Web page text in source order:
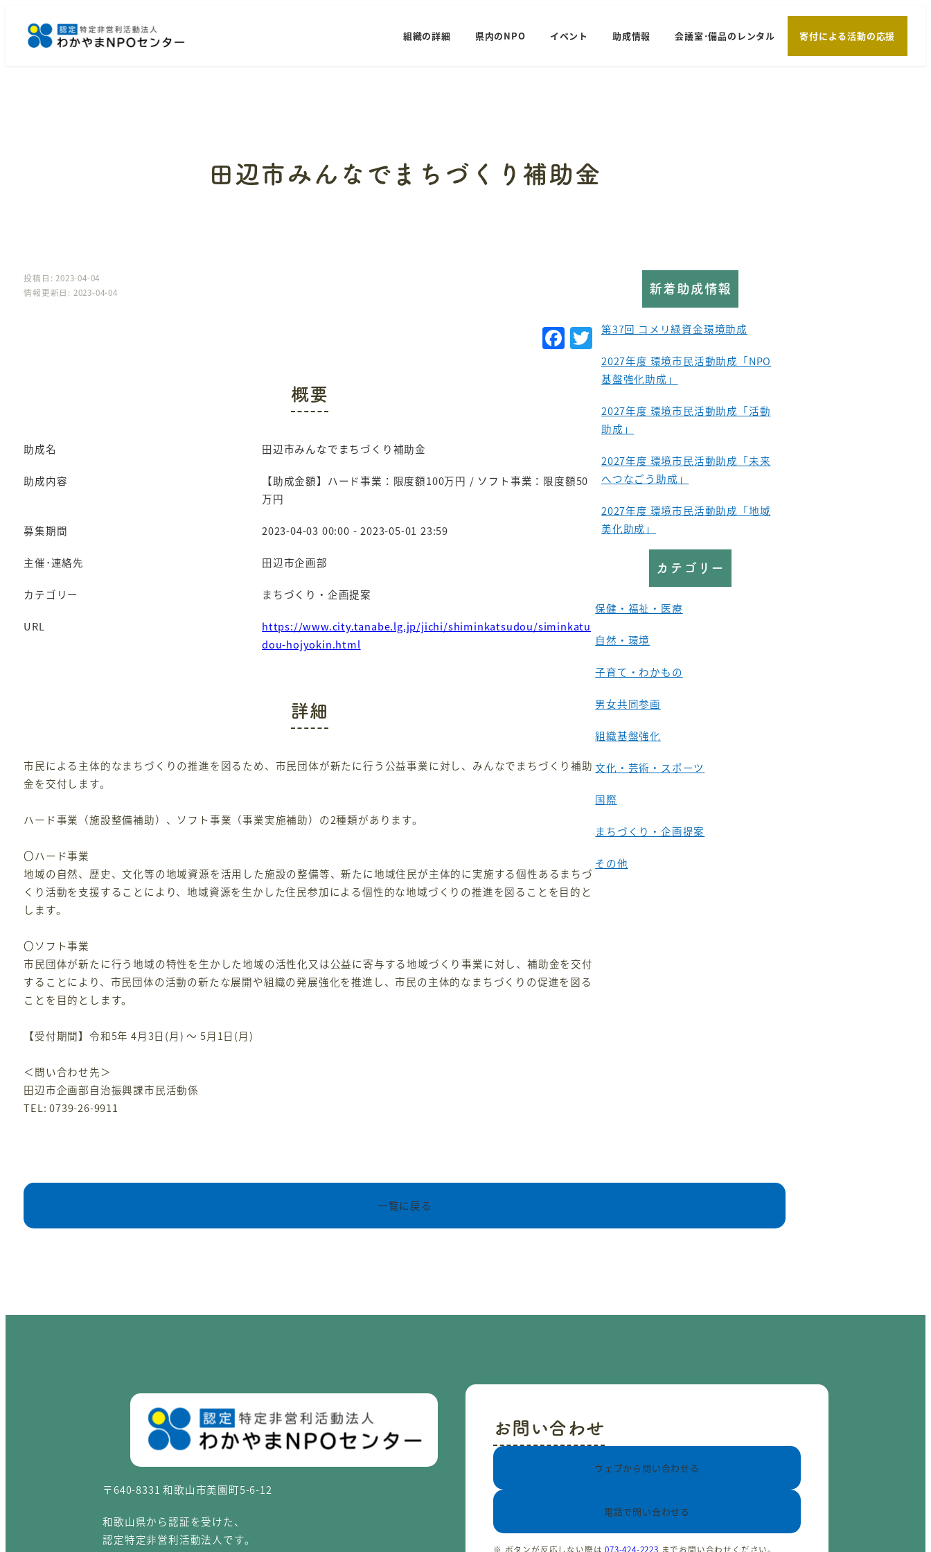
組織の詳細 県内のNPO イベント 助成情報 会議室･備品のレンタル 寄付による活動の応援
田辺市みんなでまちづくり補助金
投稿日: 2023-04-04
情報更新日: 2023-04-04
F
o
k
T
w
it
te
r
概要
助成名 田辺市みんなでまちづくり補助金
助成内容
【助成金額】ハード事業：限度額100万円 / ソフト事業：限度額50
万円
募集期間 2023-04-03 00:00 - 2023-05-01 23:59
主催･連絡先 田辺市企画部
カテゴリー まちづくり・企画提案
URL
https://www.city.tanabe.lg.jp/jichi/shiminkatsudou/siminkatu
dou-hojyokin.html
詳細
市民による主体的なまちづくりの推進を図るため、市民団体が新たに行う公益事業に対し、みんなでまちづくり補助
金を交付します。
ハード事業（施設整備補助）、ソフト事業（事業実施補助）の2種類があります。
〇ハード事業
地域の自然、歴史、文化等の地域資源を活用した施設の整備等、新たに地域住民が主体的に実施する個性あるまちづ
くり活動を支援することにより、地域資源を生かした住民参加による個性的な地域づくりの推進を図ることを目的と
します。
〇ソフト事業
市民団体が新たに行う地域の特性を生かした地域の活性化又は公益に寄与する地域づくり事業に対し、補助金を交付
することにより、市民団体の活動の新たな展開や組織の発展強化を推進し、市民の主体的なまちづくりの促進を図る
ことを目的とします。
【受付期間】令和5年 4月3日(月) ～ 5月1日(月)
＜問い合わせ先＞
田辺市企画部自治振興課市民活動係
TEL: 0739-26-9911
新着助成情報
第37回 コメリ緑資金環境助成
2027年度 環境市民活動助成「NPO
基盤強化助成」
2027年度 環境市民活動助成「活動
助成」
2027年度 環境市民活動助成「未来
へつなごう助成」
2027年度 環境市民活動助成「地域
美化助成」
カテゴリー
保健・福祉・医療
自然・環境
子育て・わかもの
男女共同参画
組織基盤強化
文化・芸術・スポーツ
国際
まちづくり・企画提案
その他
一覧に戻る
〒640-8331 和歌山市美園町5-6-12
和歌山県から認証を受けた、
認定特定非営利活動法人です。
お問い合わせ
ウェブから問い合わせる
電話で問い合わせる
※ ボタンが反応しない際は073-424-2223 までお問い合わせください。